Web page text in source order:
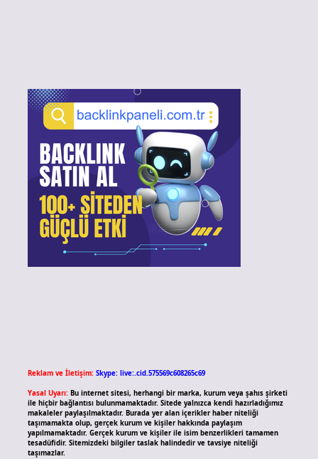
Reklam ve İletişim: Skype: live:.cid.575569c608265c69
Yasal Uyarı: Bu internet sitesi, herhangi bir marka, kurum veya şahıs şirketi
ile hiçbir bağlantısı bulunmamaktadır. Sitede yalnızca kendi hazırladığımız
makaleler paylaşılmaktadır. Burada yer alan içerikler haber niteliği
taşımamakta olup, gerçek kurum ve kişiler hakkında paylaşım
yapılmamaktadır. Gerçek kurum ve kişiler ile isim benzerlikleri tamamen
tesadüfidir. Sitemizdeki bilgiler taslak halindedir ve tavsiye niteliği
taşımazlar.